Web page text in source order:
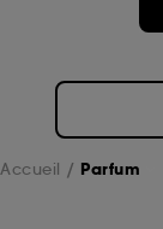
Accueil Parfum